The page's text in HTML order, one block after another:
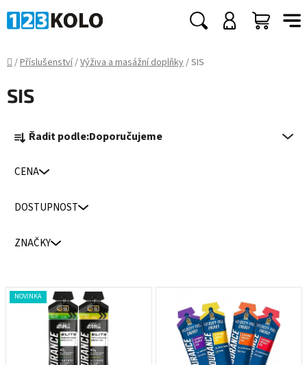
na
Hledat
Domů
/Příslušenství/Výživa a masážní doplňky/SIS
SIS
a
e
n
d
u
Řadit podle:Doporučujeme
CENA
DOSTUPNOST
ZNAČKY
VNOVINKA